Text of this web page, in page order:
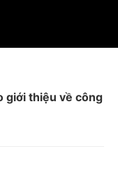
giới thiệu về công